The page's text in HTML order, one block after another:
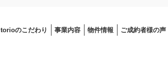
torioのこだわり 事業内容 物件情報 ご成約者様の声